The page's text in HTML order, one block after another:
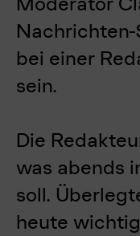
bei einer
sein.
Die
was abends
soll.
heute